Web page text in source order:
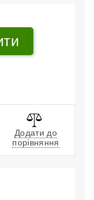
Додати до
порівняння